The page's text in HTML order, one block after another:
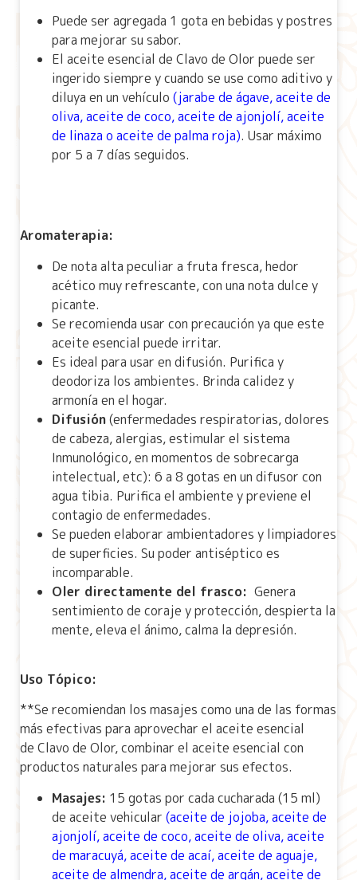
Puede ser agregada 1 gota en bebidas y postres
para mejorar su sabor.
El aceite esencial de Clavo de Olor puede ser
ingerido siempre y cuando se use como aditivo y
diluya en un vehículo (jarabe de ágave,aceite de
oliva,aceite de coco,aceite de ajonjolí,aceite
de linaza o aceite de palma roja). Usar máximo
por 5 a 7 días seguidos.
Aromaterapia:
De nota alta peculiar a fruta fresca, hedor
acético muy refrescante, con una nota dulce y
picante.
Se recomienda usar con precaución ya que este
aceite esencial puede irritar.
Es ideal para usar en difusión. Purifica y
deodoriza los ambientes. Brinda calidez y
armonía en el hogar.
Difusión(enfermedades respiratorias, dolores
de cabeza, alergias, estimular el sistema
Inmunológico, en momentos de sobrecarga
intelectual, etc): 6 a 8 gotas en un difusor con
agua tibia. Purifica el ambiente y previene el
contagio de enfermedades.
Se pueden elaborar ambientadores y limpiadores
de superficies. Su poder antiséptico es
incomparable.
Oler directamente del frasco: Genera
sentimiento de coraje y protección, despierta la
mente, eleva el ánimo, calma la depresión.
Uso Tópico:
**Se recomiendan los masajes como una de las formas
más efectivas para aprovechar el aceite esencial
de Clavo de Olor, combinar el aceite esencial con
productos naturales para mejorar sus efectos.
Masajes: 15 gotas por cada cucharada (15 ml)
de aceite vehicular (aceite de jojoba,aceite de
ajonjolí,aceite de coco,aceite de oliva,aceite
de maracuyá,aceite de acaí,aceite de aguaje,
aceite de almendra,aceite de argán,aceite de